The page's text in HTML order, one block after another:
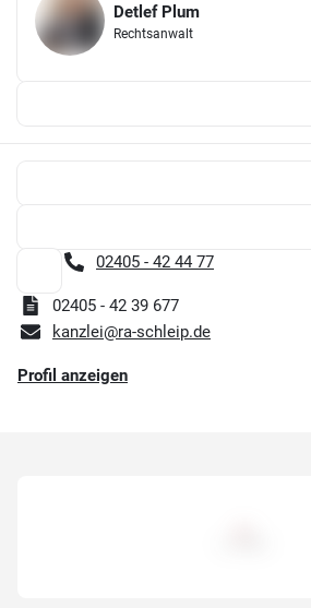
Detlef Plum
Rechtsanwalt
02405 - 42 44 77
02405 - 42 39 677
kanzlei@ra-schleip.de
Profil anzeigen